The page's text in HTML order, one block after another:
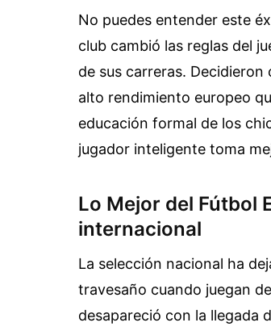
No puedes entender este
club cambió las reglas del
de sus carreras.
alto rendimiento europeo
educación formal de los
jugador inteligente toma
Lo Mejor del Fútbol
internacional
La selección nacional ha
travesaño cuando juegan
desapareció con la llegada